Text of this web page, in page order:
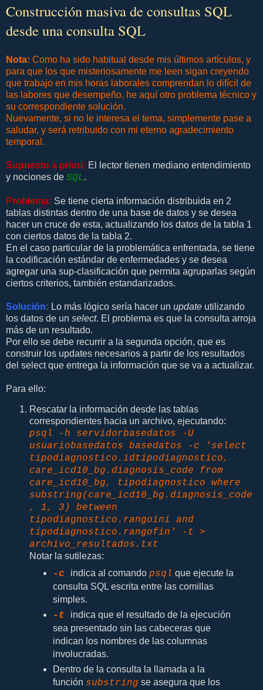
Construcción masiva de consultas SQL
desde una consulta SQL
Nota: Como ha sido habitual desde mis últimos artículos, y
para que los que misteriosamente me leen sigan creyendo
que trabajo en mis horas laborales comprendan lo difícil de
las labores que desempeño, he aquí otro problema técnico y
su correspondiente solución.
Nuevamente, si no le interesa el tema, simplemente pase a
saludar, y será retribuido con mi eterno agradecimiento
temporal.
Supuesto a priori: El lector tienen mediano entendimiento
y nociones de SQL.
Problema: Se tiene cierta información distribuida en 2
tablas distintas dentro de una base de datos y se desea
hacer un cruce de esta, actualizando los datos de la tabla 1
con ciertos datos de la tabla 2.
En el caso particular de la problemática enfrentada, se tiene
la codificación estándar de enfermedades y se desea
agregar una sup-clasificación que permita agruparlas según
ciertos criterios, también estandarizados.
Solución: Lo más lógico sería hacer un update utilizando
los datos de un select. El problema es que la consulta arroja
más de un resultado.
Por ello se debe recurrir a la segunda opción, que es
construir los updates necesarios a partir de los resultados
del select que entrega la información que se va a actualizar.
Para ello:
Rescatar la información desde las tablas
correspondientes hacia un archivo, ejecutando:
psql -h servidorbasedatos -U
usuariobasedatos basedatos -c 'select
tipodiagnostico.idtipodiagnostico,
care_icd10_bg.diagnosis_code from
care_icd10_bg, tipodiagnostico where
substring(care_icd10_bg.diagnosis_code
, 1, 3) between
tipodiagnostico.rangoini and
tipodiagnostico.rangofin' -t >
archivo_resultados.txt
Notar la sutilezas:
-c indica al comando psql que ejecute la
consulta SQL escrita entre las comillas
simples.
-t
indica que el resultado de la ejecución
sea presentado sin las cabeceras que
indican los nombres de las columnas
involucradas.
Dentro de la consulta la llamada a la
función substring se asegura que los